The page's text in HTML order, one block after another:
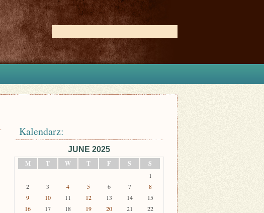
Kalendarz:
JUNE 2025
M
T W T F S S
1
2
3 4 5 6 7
8
9
10 11 12 13 14
15
16
17 18 19 20 21
22